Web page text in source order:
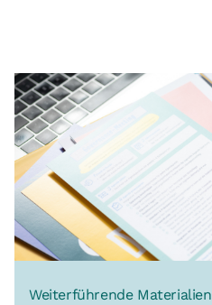
Weiterführende Materialien